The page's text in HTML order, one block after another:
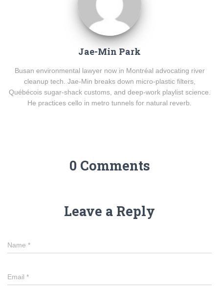
Jae-Min Park
Busan environmental lawyer now in Montréal advocating river
cleanup tech. Jae-Min breaks down micro-plastic filters,
Québécois sugar-shack customs, and deep-work playlist science.
He practices cello in metro tunnels for natural reverb.
0 Comments
Leave a Reply
Name *
Email *